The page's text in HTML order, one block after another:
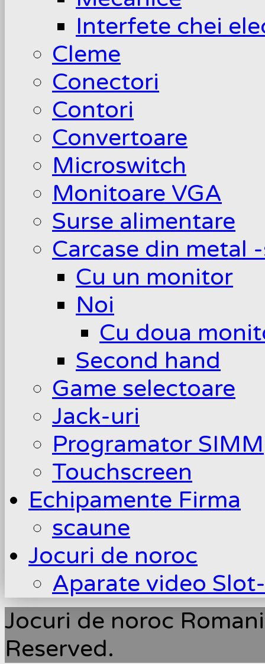
Interfete chei
Cleme
Conectori
Contori
Convertoare
Microswitch
Monitoare VGA
Surse alimentare
Carcase din metal
Cu un monitor
Noi
Cu doua
Second hand
Game selectoare
Jack-uri
Programator SIMM
Touchscreen
Echipamente Firma
scaune
Jocuri de noroc
Aparate video
Jocuri de noroc
Reserved.